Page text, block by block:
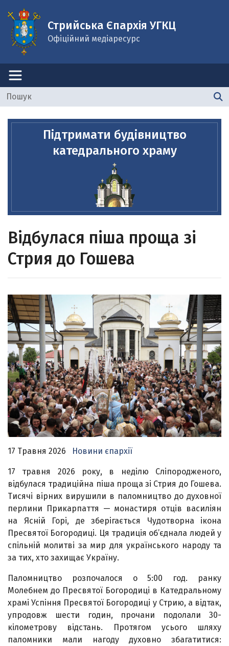
Стрийська Єпархія УГКЦ
Офіційний медіаресурс
Підтримати будівництво
катедрального храму
Відбулася піша проща зі
Стрия до Гошева
17 Травня 2026 Новини єпархії
17 травня 2026 року, в неділю Сліпородженого,
відбулася традиційна піша проща зі Стрия до Гошева.
Тисячі вірних вирушили в паломництво до духовної
перлини Прикарпаття — монастиря отців василіян
на Ясній Горі, де зберігається Чудотворна ікона
Пресвятої Богородиці. Ця традиція об’єднала людей у
спільній молитві за мир для українського народу та
за тих, хто захищає Україну.
Паломництво розпочалося о 5:00 год. ранку
Молебнем до Пресвятої Богородиці в Катедральному
храмі Успіння Пресвятої Богородиці у Стрию, а відтак,
упродовж шести годин, прочани подолали 30-
кілометрову відстань. Протягом усього шляху
паломники мали нагоду духовно збагатитися: